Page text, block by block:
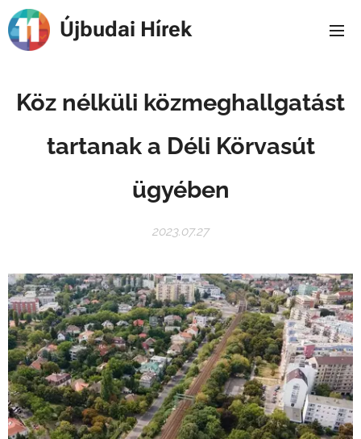
Újbudai Hírek
Köz nélküli közmeghallgatást
tartanak a Déli Körvasút
ügyében
2023.07.27